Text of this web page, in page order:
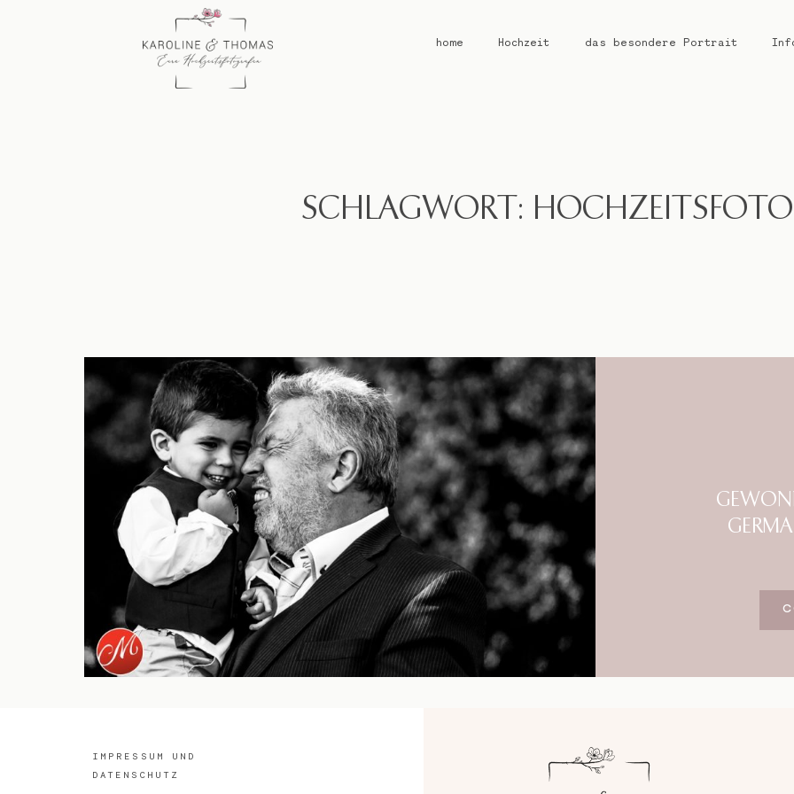
home Hochzeit das besondere Portrait
SCHLAGWORT:
IMPRESSUM UND
DATENSCHUTZ
das besondere Portrait
Impressum